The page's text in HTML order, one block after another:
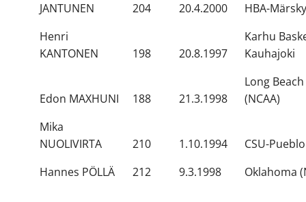
JANTUNEN
204 20.4.2000
HBA-
Henri
KANTONEN
198 20.8.1997
Karhu
Kauhajoki
Edon MAXHUNI 188 21.3.1998
Long
(NCAA)
Mika
NUOLIVIRTA
210 1.10.1994
CSU-
Hannes PÖLLÄ
212 9.3.1998 Oklahoma